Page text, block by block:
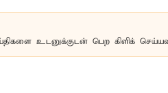
உடனுக்குடன் பெற கிளிக்